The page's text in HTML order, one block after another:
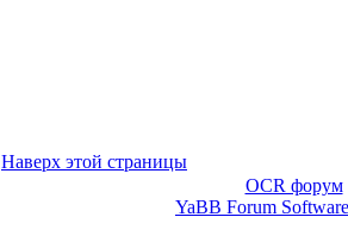
Наверх этой страницы
OCR форум
YaBB Forum Software